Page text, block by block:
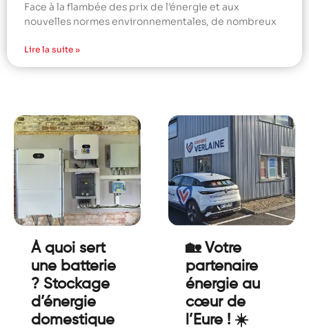
Face à la flambée des prix de l’énergie et aux
nouvelles normes environnementales, de nombreux
Lire la suite »
À quoi sert
une batterie
? Stockage
d’énergie
domestique
🏡 Votre
partenaire
énergie au
cœur de
l’Eure ! ☀️